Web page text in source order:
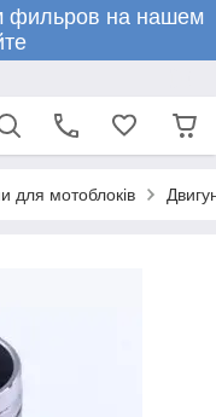
фильров на нашем
для мотоблоків